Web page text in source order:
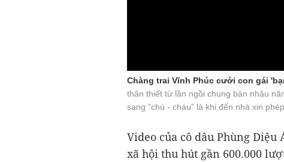
Chàng trai Vĩnh Phúc cưới con gái
thân thiết từ lần ngồi chung bàn nhậu
sang “chú - cháu” là khi đến nhà xin
Video của cô dâu Phùng
xã hội thu hút gần 600.000